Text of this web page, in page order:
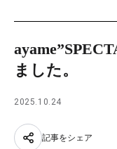
JP
ました。
2025.10.24
記事をシェア